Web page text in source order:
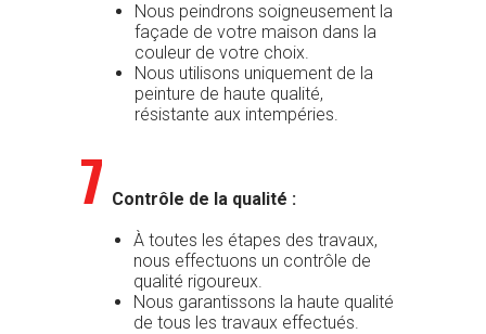
Nous peindrons soigneusement la
façade de votre maison dans la
couleur de votre choix.
Nous utilisons uniquement de la
peinture de haute qualité,
résistante aux intempéries.
Contrôle de la qualité :
À toutes les étapes des travaux,
nous effectuons un contrôle de
qualité rigoureux.
Nous garantissons la haute qualité
de tous les travaux effectués.
7